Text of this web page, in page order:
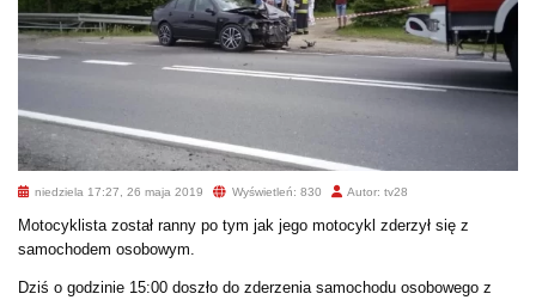
niedziela 17:27, 26 maja 2019 Wyświetleń: 830 Autor: tv28
Motocyklista został ranny po tym jak jego motocykl zderzył się z
samochodem osobowym.
Dziś o godzinie 15:00 doszło do zderzenia samochodu osobowego z